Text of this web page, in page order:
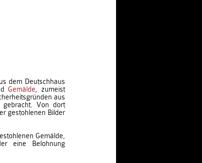
dem Deutschhaus
Gemälde, zumeist
aus
gebracht. Von dort
gestohlenen Bilder
Gemälde,
eine Belohnung